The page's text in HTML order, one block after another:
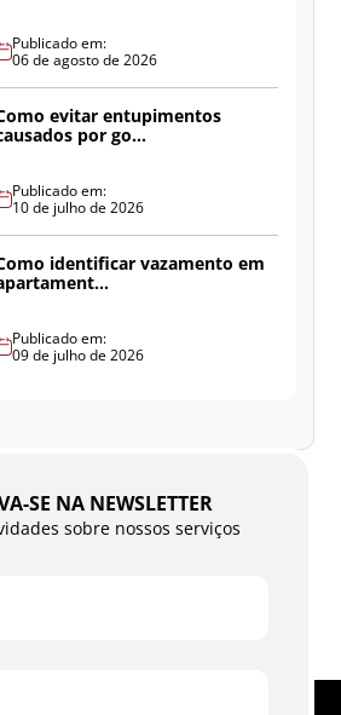
Publicado em:
06 de agosto de 2026
evitar entupimentos
por go...
Publicado em:
10 de julho de 2026
identificar vazamento em
Publicado em:
09 de julho de 2026
SE NA NEWSLETTER
sobre nossos serviços